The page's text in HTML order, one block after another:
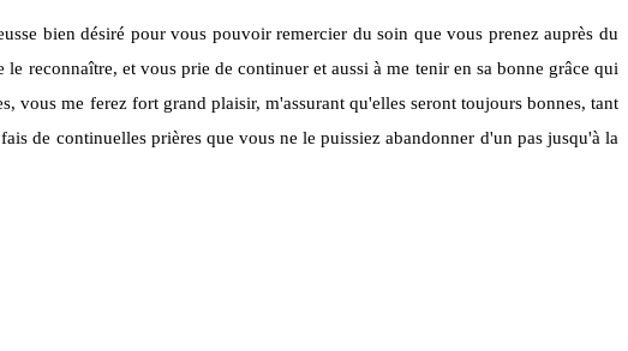
bien désiré pour vous pouvoir remercier du soin que vous prenez auprès du
reconnaître, et vous prie de continuer et aussi à me tenir en sa bonne grâce qui
vous me ferez fort grand plaisir, m'assurant qu'elles seront toujours bonnes, tant
de continuelles prières que vous ne le puissiez abandonner d'un pas jusqu'à la